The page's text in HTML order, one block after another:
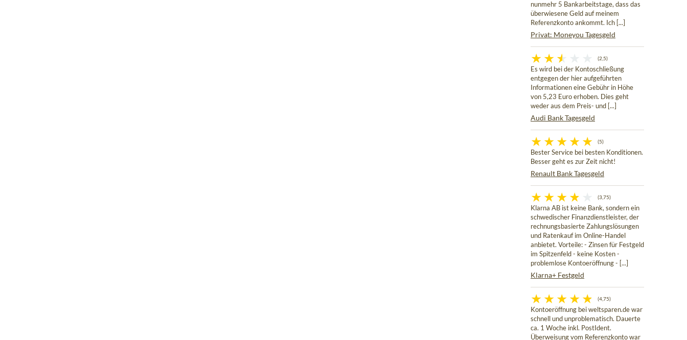
nunmehr 5 Bankarbeitstage, dass das
überwiesene Geld auf meinem
Referenzkonto ankommt. Ich [...]
Privat: Moneyou Tagesgeld
(2,5)
Es wird bei der Kontoschließung
entgegen der hier aufgeführten
Informationen eine Gebühr in Höhe
von 5,23 Euro erhoben. Dies geht
weder aus dem Preis- und [...]
Audi Bank Tagesgeld
(5)
Bester Service bei besten Konditionen.
Besser geht es zur Zeit nicht!
Renault Bank Tagesgeld
(3,75)
Klarna AB ist keine Bank, sondern ein
schwedischer Finanzdienstleister, der
rechnungsbasierte Zahlungslösungen
und Ratenkauf im Online-Handel
anbietet. Vorteile: - Zinsen für Festgeld
im Spitzenfeld - keine Kosten -
problemlose Kontoeröffnung - [...]
Klarna+ Festgeld
(4,75)
Kontoeröffnung bei weltsparen.de war
schnell und unproblematisch. Dauerte
ca. 1 Woche inkl. PostIdent.
Überweisung vom Referenzkonto war